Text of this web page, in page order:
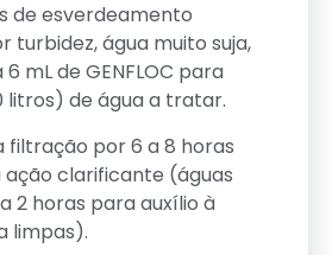
de esverdeamento
turbidez, água muito suja,
mL de GENFLOC para
litros) de água a tratar.
filtração por 6 a 8 horas
ação clarificante (águas
2 horas para auxílio à
limpas).